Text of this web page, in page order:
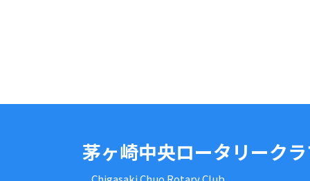
茅ヶ崎中央ロータリーク